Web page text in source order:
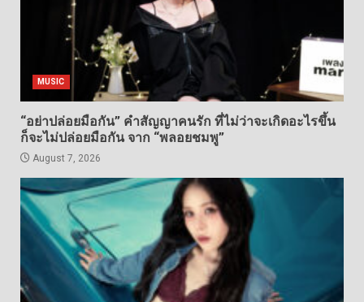
MUSIC
“อย่าปล่อยมือกัน” คำสัญญาคนรัก ที่ไม่ว่าจะเกิดอะไรขึ้น
ก็จะไม่ปล่อยมือกัน จาก “พลอยชมพู”
August 7, 2026